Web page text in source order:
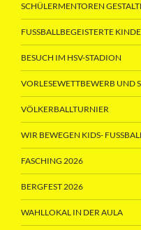
SCHÜLERMENTOREN
FUSSBALLBEGEISTERTE
BESUCH IM HSV-STADION
VORLESEWETTBEWERB UND
VÖLKERBALLTURNIER
WIR BEWEGEN KIDS-
FASCHING 2026
BERGFEST 2026
WAHLLOKAL IN DER AULA